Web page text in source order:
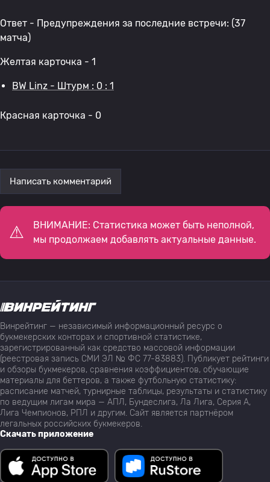
Ответ - Предупреждения за последние встречи: (37
матча)
Желтая карточка - 1
BW Linz - Штурм : 0 : 1
Красная карточка - 0
Написать комментарий
ВНИМАНИЕ: Статистика может быть неполной,
мы продолжаем добавлять актуальные данные.
Винрейтинг — независимый информационный ресурс о
букмекерских конторах и спортивной статистике,
зарегистрированный как средство массовой информации
(реестровая запись СМИ ЭЛ № ФС 77-83883). Публикует рейтинги
и обзоры букмекеров, сравнения коэффициентов, обучающие
материалы для беттеров, а также футбольную статистику:
расписание матчей, турнирные таблицы, результаты и статистику
по ведущим лигам мира — АПЛ, Бундеслига, Ла Лига, Серия А,
Лига Чемпионов, РПЛ и другим. Сайт является партнёром
легальных российских букмекеров.
Скачать приложение